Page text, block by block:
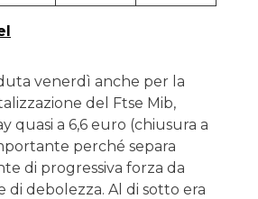
venerdì anche per la
del Ftse Mib,
quasi a 6,6 euro (chiusura a
perché separa
di progressiva forza da
di debolezza. Al di sotto era